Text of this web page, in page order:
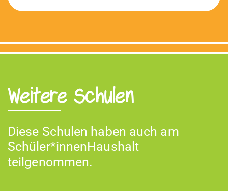
Weitere Schulen
Diese Schulen haben auch am
Schüler*innenHaushalt
teilgenommen.